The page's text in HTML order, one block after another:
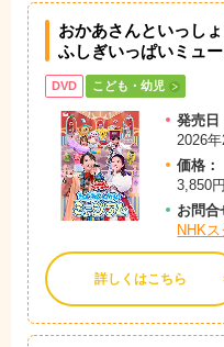
おかあさんといっし
ふしぎいっぱいミュー
DVD こども・幼児
発売日
2026年
価格：
3,850円
お問合
NHK
詳しくはこちら